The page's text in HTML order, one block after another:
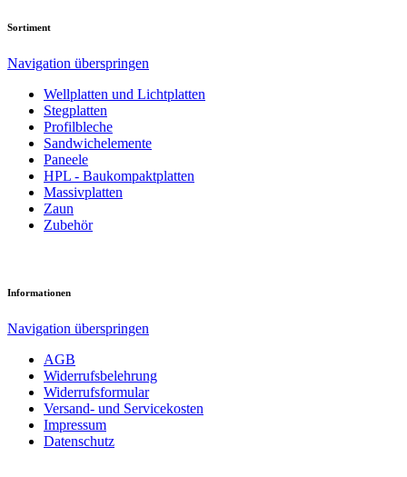
Sortiment
Navigation überspringen
Well­platten und Licht­platten
Steg­platten
Profil­bleche
Sandwich­elemente
Paneele
HPL - Bau­kompakt­platten
Massiv­platten
Zaun
Zubehör
Informationen
Navigation überspringen
AGB
Widerrufsbelehrung
Widerrufsformular
Versand- und Servicekosten
Impressum
Datenschutz